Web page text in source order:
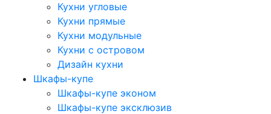
Кухни угловые
Кухни прямые
Кухни модульные
Кухни с островом
Дизайн кухни
Шкафы-купе
Шкафы-купе эконом
Шкафы-купе эксклюзив